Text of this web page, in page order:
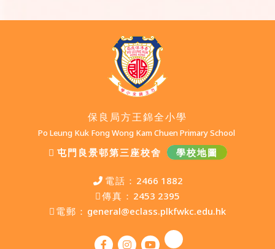
保良局方王錦全小學
Po Leung Kuk Fong Wong Kam Chuen Primary School
屯門良景邨第三座校舍 學校地圖
電話： 2466 1882
傳真： 2453 2395
電郵： general@eclass.plkfwkc.edu.hk